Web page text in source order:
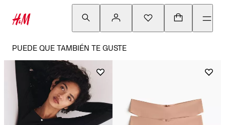
PUEDE QUE TAMBIÉN TE GUSTE